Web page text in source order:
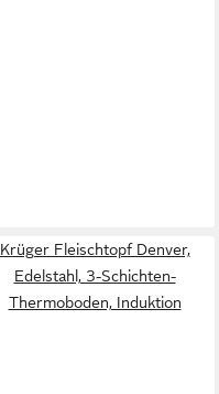
Krüger Fleischtopf Denver,
Edelstahl, 3-Schichten-
Thermoboden, Induktion